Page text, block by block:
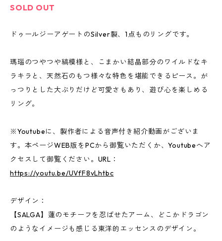
SOLD OUT
ドゥールジーアゲートのSilver製、1点ものリングです。
瑪瑙のつやつや縞模様と、こまかい結晶部分のワイルドなキ
ラキラと、天然石のもつ様々な特色を堪能できるピース。が
っつりとした大ぶりだけど可愛さもあり、遊び心を楽しめる
リング。
※Youtubeに、製作者による音声付き紹介動画がございま
す。本ページWEB版をPCから御覧いただくか、Youtubeへア
クセスして御覧ください。URL：
https://youtu.be/UVfF8vLhtbc
デザイン：
【SALGA】蓮のモチーフを忍ばせたアーム、どこかドラゴン
のようなイメージも感じる東洋的エッセンスのデザイン。